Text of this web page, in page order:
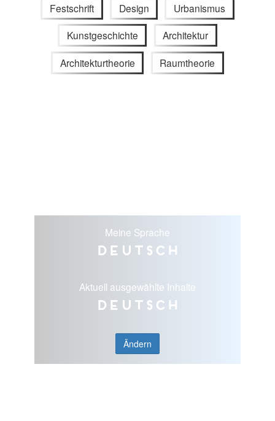
Festschrift Design Urbanismus
Kunstgeschichte Architektur
Architekturtheorie Raumtheorie
Meine Sprache
Deutsch
Aktuell ausgewählte Inhalte
Deutsch
Ändern